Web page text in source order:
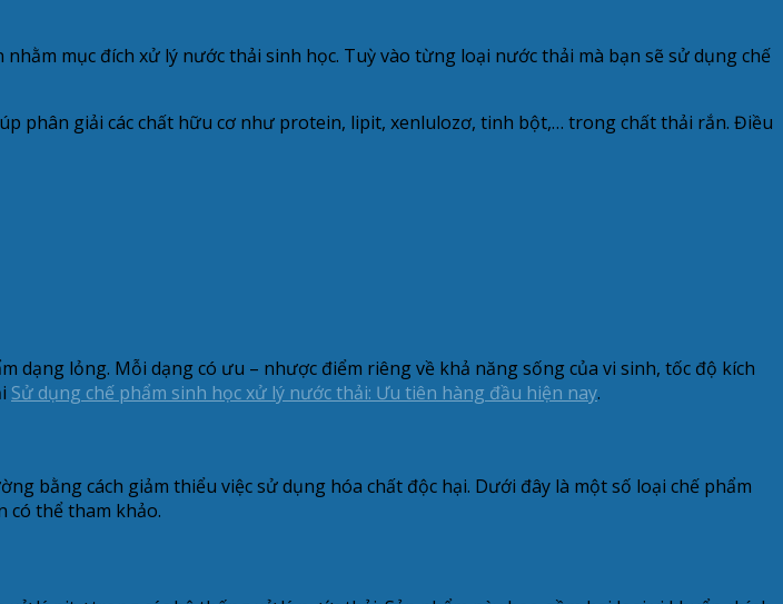
mục đích xử lý nước thải sinh học. Tuỳ vào từng loại nước thải mà bạn sẽ sử dụng chế
phân giải các chất hữu cơ như protein, lipit, xenlulozơ, tinh bột,… trong chất thải rắn. Điều
lỏng. Mỗi dạng có ưu – nhược điểm riêng về khả năng sống của vi sinh, tốc độ kích
Sử dụng chế phẩm sinh học xử lý nước thải: Ưu tiên hàng đầu hiện nay.
bằng cách giảm thiểu việc sử dụng hóa chất độc hại. Dưới đây là một số loại chế phẩm
có thể tham khảo.